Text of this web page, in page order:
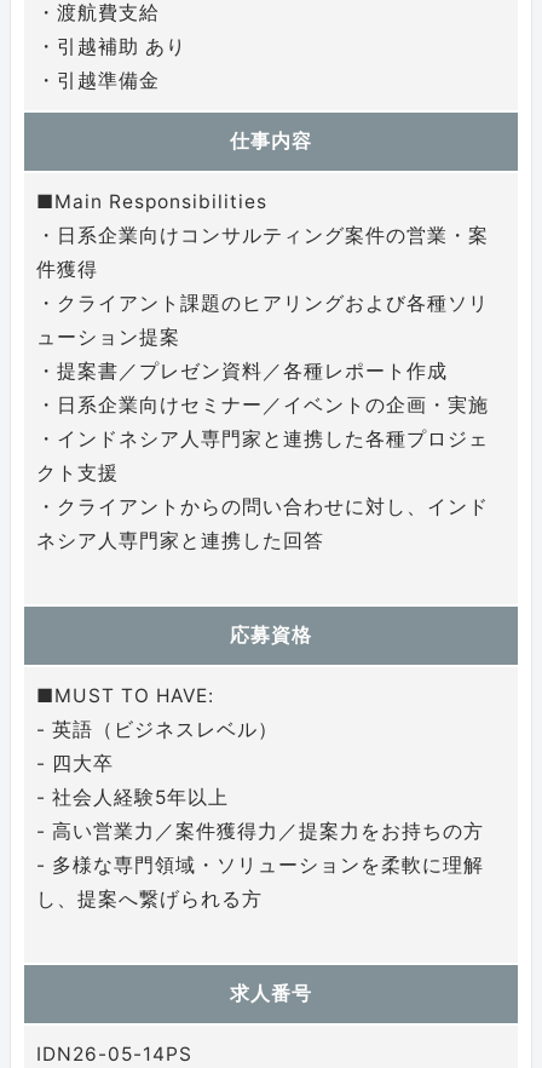
・渡航費支給
・引越補助 あり
・引越準備金
仕事内容
■Main Responsibilities
・日系企業向けコンサルティング案件の営業・案
件獲得
・クライアント課題のヒアリングおよび各種ソリ
ューション提案
・提案書／プレゼン資料／各種レポート作成
・日系企業向けセミナー／イベントの企画・実施
・インドネシア人専門家と連携した各種プロジェ
クト支援
・クライアントからの問い合わせに対し、インド
ネシア人専門家と連携した回答
応募資格
■MUST TO HAVE:
- 英語（ビジネスレベル）
- 四大卒
- 社会人経験5年以上
- 高い営業力／案件獲得力／提案力をお持ちの方
- 多様な専門領域・ソリューションを柔軟に理解
し、提案へ繋げられる方
求人番号
IDN26-05-14PS